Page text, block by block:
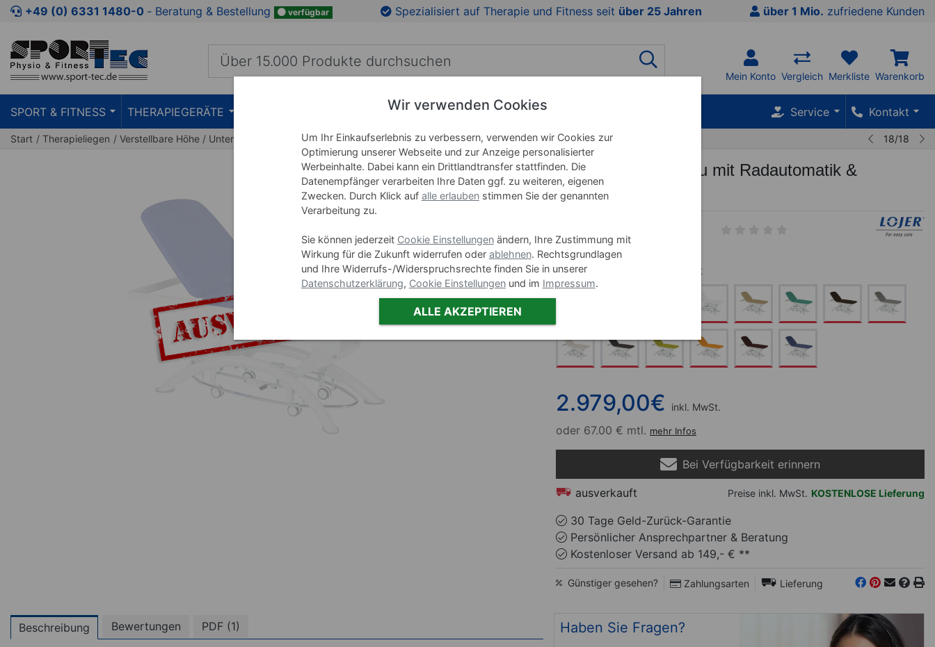
Zum Kaufbereich springen Zur Produktbeschreibung springen Zu den Produktbildern springen
+49 (0) 6331 1480-0 ‐ Beratung & Bestellung verfügbar Spezialisiert auf Therapie und Fitness seit über 25 Jahren über 1 Mio. zufriedene Kunden
Mein Konto Vergleich Merkliste Warenkorb
SPORT & FITNESS THERAPIEGERÄTE LEHRMITTEL WELLNESS Service Kontakt
Start Therapieliegen Verstellbare Höhe Untersuchungsliege Capre E 18/18
Lojer Capre E2 Akku mit Radautomatik &
Rundumschaltung
Farbe: ausverkauft
2.979,00€ inkl. MwSt.
oder 67.00 € mtl. mehr Infos
Bei Verfügbarkeit erinnern
ausverkauft Preise inkl. MwSt. KOSTENLOSE Lieferung
30 Tage Geld-Zurück-Garantie
Persönlicher Ansprechpartner & Beratung
Kostenloser Versand ab 149,- € **
Günstiger gesehen? Zahlungsarten Lieferung
Beschreibung Bewertungen PDF (1) Haben Sie Fragen?
Wir verwenden Cookies
Um Ihr Einkaufserlebnis zu verbessern, verwenden wir Cookies zur
Optimierung unserer Webseite und zur Anzeige personalisierter
Werbeinhalte. Dabei kann ein Drittlandtransfer stattfinden. Die
Datenempfänger verarbeiten Ihre Daten ggf. zu weiteren, eigenen
Zwecken. Durch Klick auf alle erlaubenstimmen Sie der genannten
Verarbeitung zu.
Sie können jederzeit Cookie Einstellungenändern, Ihre Zustimmung mit
Wirkung für die Zukunft widerrufen oder ablehnen. Rechtsgrundlagen
und Ihre Widerrufs-/Widerspruchsrechte finden Sie in unserer
Datenschutzerklärung, Cookie Einstellungenund im Impressum.
ALLE AKZEPTIEREN